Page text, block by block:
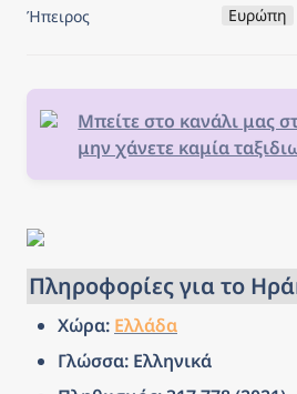
Ήπειρος
Ευρώπη
Μπείτε στο κανάλι μας
μην χάνετε καμία
Πληροφορίες για το
Χώρα: Ελλάδα
Γλώσσα: Ελληνικά